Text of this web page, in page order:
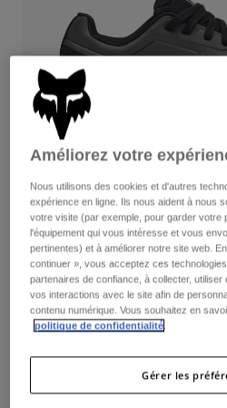
Pantalons
Shorts
Protections
Masques
Chaussettes
Pièces de rechange
Pantalons
Gants
Vestes
Protections
Masques
Chaussettes
Sacs et accessoires
Pièces de rechange
Chemises
Voir tout
Femme
Sweats et Pulls
Vestes
Pantalons
Chemises
Voir tout
Protections
Masques
Chaussettes
Voir tout
Casques
Maillots
Pantalons
Bottes
Protections
Gants
Avis
Chaussures pour
Union
Article n°29354-330-45
Price reduced from
to
Améliorez votre
Nous utilisons des cookies et d'autres
expérience en ligne. Ils nous aident à nous
votre visite (par exemple, pour garder votre
l'équipement qui vous intéresse et vous
pertinentes) et à améliorer notre site web.
continuer », vous acceptez ces
partenaires de confiance, à collecter,
vos interactions avec le site afin de
contenu numérique. Vous souhaitez en
politique de confidentialité
Gérer les